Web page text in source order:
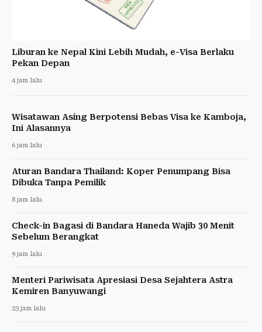
Liburan ke Nepal Kini Lebih Mudah, e-Visa Berlaku
Pekan Depan
4 jam lalu
Wisatawan Asing Berpotensi Bebas Visa ke Kamboja,
Ini Alasannya
6 jam lalu
Aturan Bandara Thailand: Koper Penumpang Bisa
Dibuka Tanpa Pemilik
8 jam lalu
Check-in Bagasi di Bandara Haneda Wajib 30 Menit
Sebelum Berangkat
9 jam lalu
Menteri Pariwisata Apresiasi Desa Sejahtera Astra
Kemiren Banyuwangi
23 jam lalu